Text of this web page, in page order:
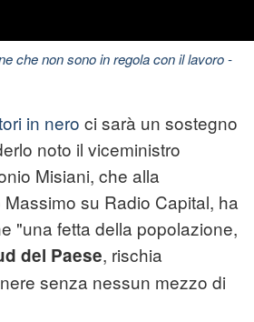
che non sono in regola con il lavoro-
in nero ci sarà un sostegno
noto il viceministro
Misiani, che alla
su Radio Capital, ha
"una fetta della popolazione,
del Paese, rischia
senza nessun mezzo di